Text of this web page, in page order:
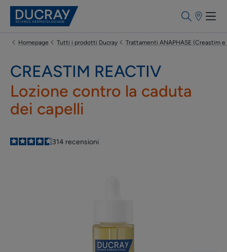
Punti
Homepage Tutti i prodotti Ducray Trattamenti ANAPHASE (Creastim
CREASTIM REACTIV
Lozione contro la caduta
dei capelli
4.6
/5
314 recensioni